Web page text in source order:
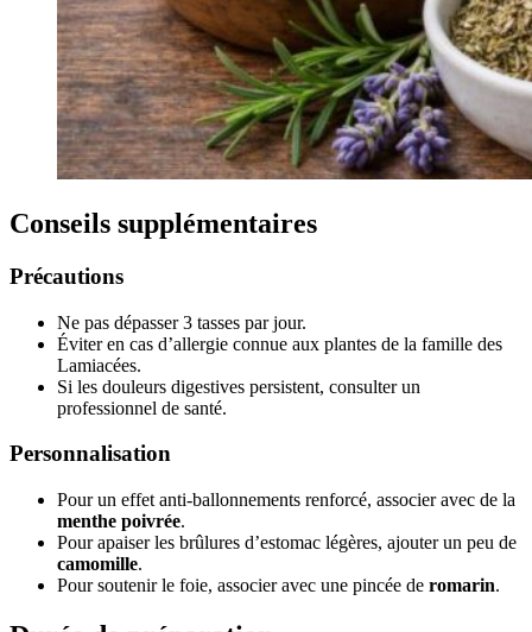
Conseils supplémentaires
Précautions
Ne pas dépasser 3 tasses par jour.
Éviter en cas d’allergie connue aux plantes de la famille des
Lamiacées.
Si les douleurs digestives persistent, consulter un
professionnel de santé.
Personnalisation
Pour un effet anti-ballonnements renforcé, associer avec de la
menthe poivrée.
Pour apaiser les brûlures d’estomac légères, ajouter un peu de
camomille.
Pour soutenir le foie, associer avec une pincée de romarin.